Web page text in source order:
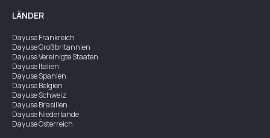
LÄNDER
DayuseFrankreich
DayuseGroßbritannien
DayuseVereinigte Staaten
DayuseItalien
DayuseSpanien
DayuseBelgien
DayuseSchweiz
DayuseBrasilien
DayuseNiederlande
DayuseÖsterreich